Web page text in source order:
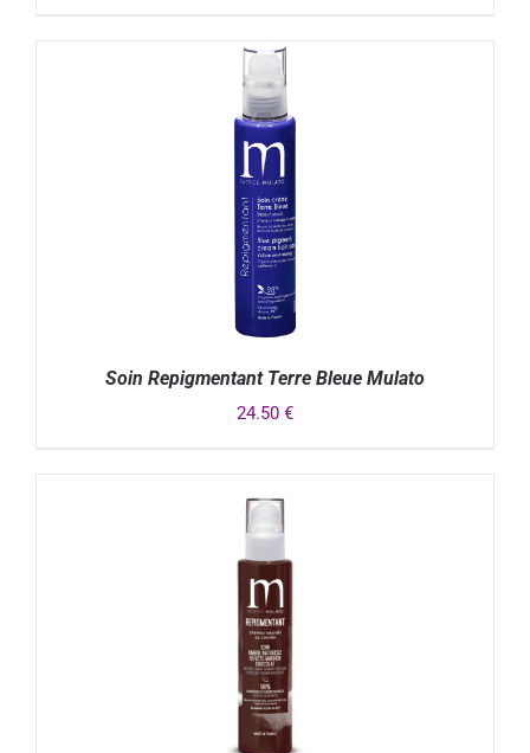
DÉTAILS
Soin Repigmentant Terre Bleue Mulato
24.50 €